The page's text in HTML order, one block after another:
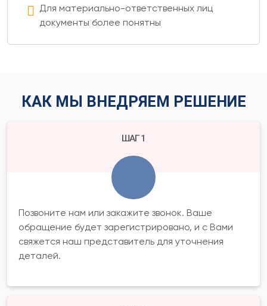
Для материально-ответственных лиц
документы более понятны
КАК МЫ ВНЕДРЯЕМ РЕШЕНИЕ
ШАГ 1
Позвоните нам или закажите звонок. Ваше
обращение будет зарегистрировано, и с Вами
свяжется наш представитель для уточнения
деталей.